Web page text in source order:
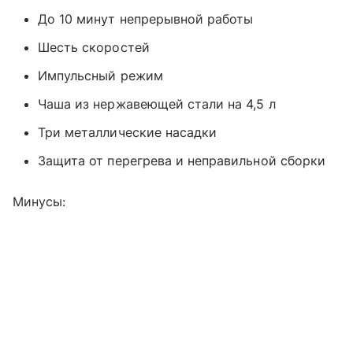
До 10 минут непрерывной работы
Шесть скоростей
Импульсный режим
Чаша из нержавеющей стали на 4,5 л
Три металлические насадки
Защита от перегрева и неправильной сборки
Минусы: